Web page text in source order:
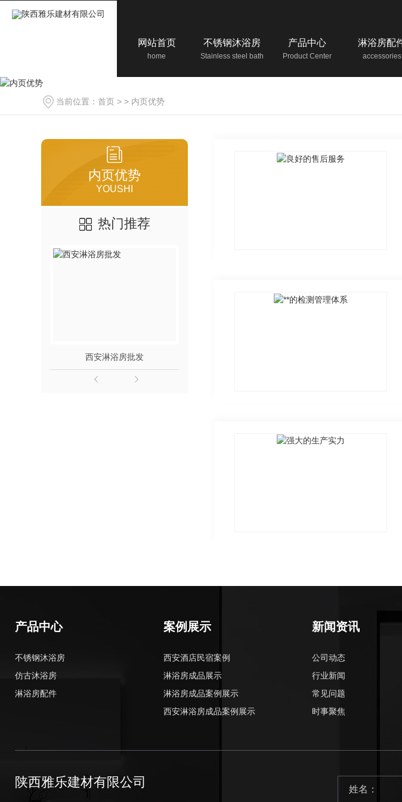
网站首页
home
不锈钢沐浴房
Stainless steel bath
产品中心
Product Center
淋浴房配
accessories
当前位置： 首页 > > 内页优势
内页优势
YOUSHI
热门推荐
西安淋浴房批发
产品中心
不锈钢沐浴房
仿古沐浴房
淋浴房配件
案例展示
西安酒店民宿案例
淋浴房成品展示
淋浴房成品案例展示
西安淋浴房成品案例展示
新闻资讯
公司动态
行业新闻
常见问题
时事聚焦
陕西雅乐建材有限公司